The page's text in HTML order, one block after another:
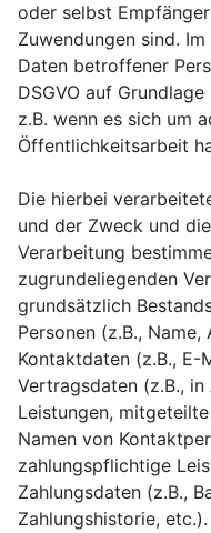
oder selbst
Zuwendungen sind.
Daten betroffener
DSGVO auf
z.B. wenn es sich um
Öffentlichkeitsarbeit
Die hierbei
und der Zweck und
Verarbeitung
zugrundeliegenden
grundsätzlich
Personen (z.B.,
Kontaktdaten (z.B., E-
Vertragsdaten (z.B.,
Leistungen,
Namen von
zahlungspflichtige
Zahlungsdaten (z.B.,
Zahlungshistorie, etc.).